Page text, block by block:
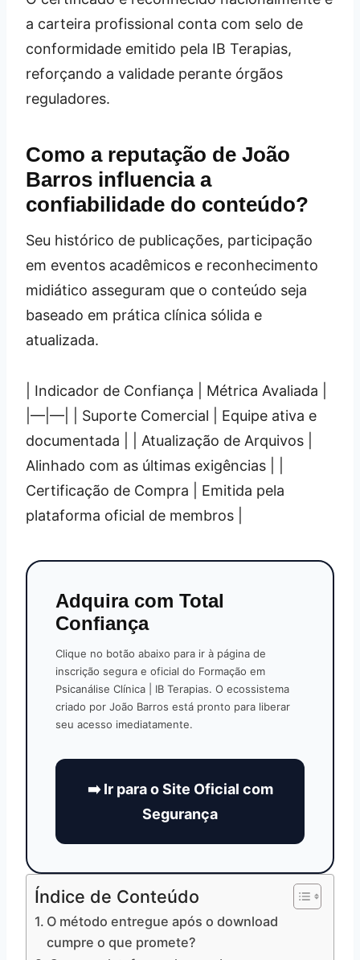
a carteira profissional conta com selo de
conformidade emitido pela IB Terapias,
reforçando a validade perante órgãos
reguladores.
Como a reputação de João
Barros influencia a
confiabilidade do conteúdo?
Seu histórico de publicações, participação
em eventos acadêmicos e reconhecimento
midiático asseguram que o conteúdo seja
baseado em prática clínica sólida e
atualizada.
| Indicador de Confiança | Métrica Avaliada |
|—|—| | Suporte Comercial | Equipe ativa e
documentada | | Atualização de Arquivos |
Alinhado com as últimas exigências | |
Certificação de Compra | Emitida pela
plataforma oficial de membros |
Adquira com Total
Confiança
Clique no botão abaixo para ir à página de
inscrição segura e oficial do Formação em
Psicanálise Clínica | IB Terapias. O ecossistema
criado por João Barros está pronto para liberar
seu acesso imediatamente.
➡️ Ir para o Site Oficial com
Segurança
Índice de Conteúdo
O método entregue após o download
cumpre o que promete?